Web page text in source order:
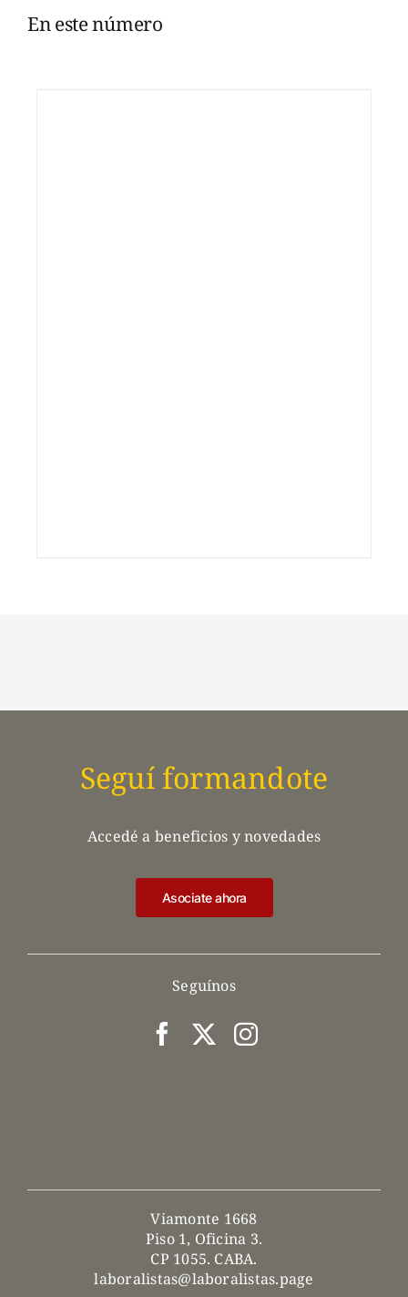
En este número
Viamonte 1668
Piso 1, Oficina 3.
CP 1055. CABA.
laboralistas@laboralistas.page
Seguínos
Seguí formandote
Accedé a beneficios y novedades
Asociate ahora